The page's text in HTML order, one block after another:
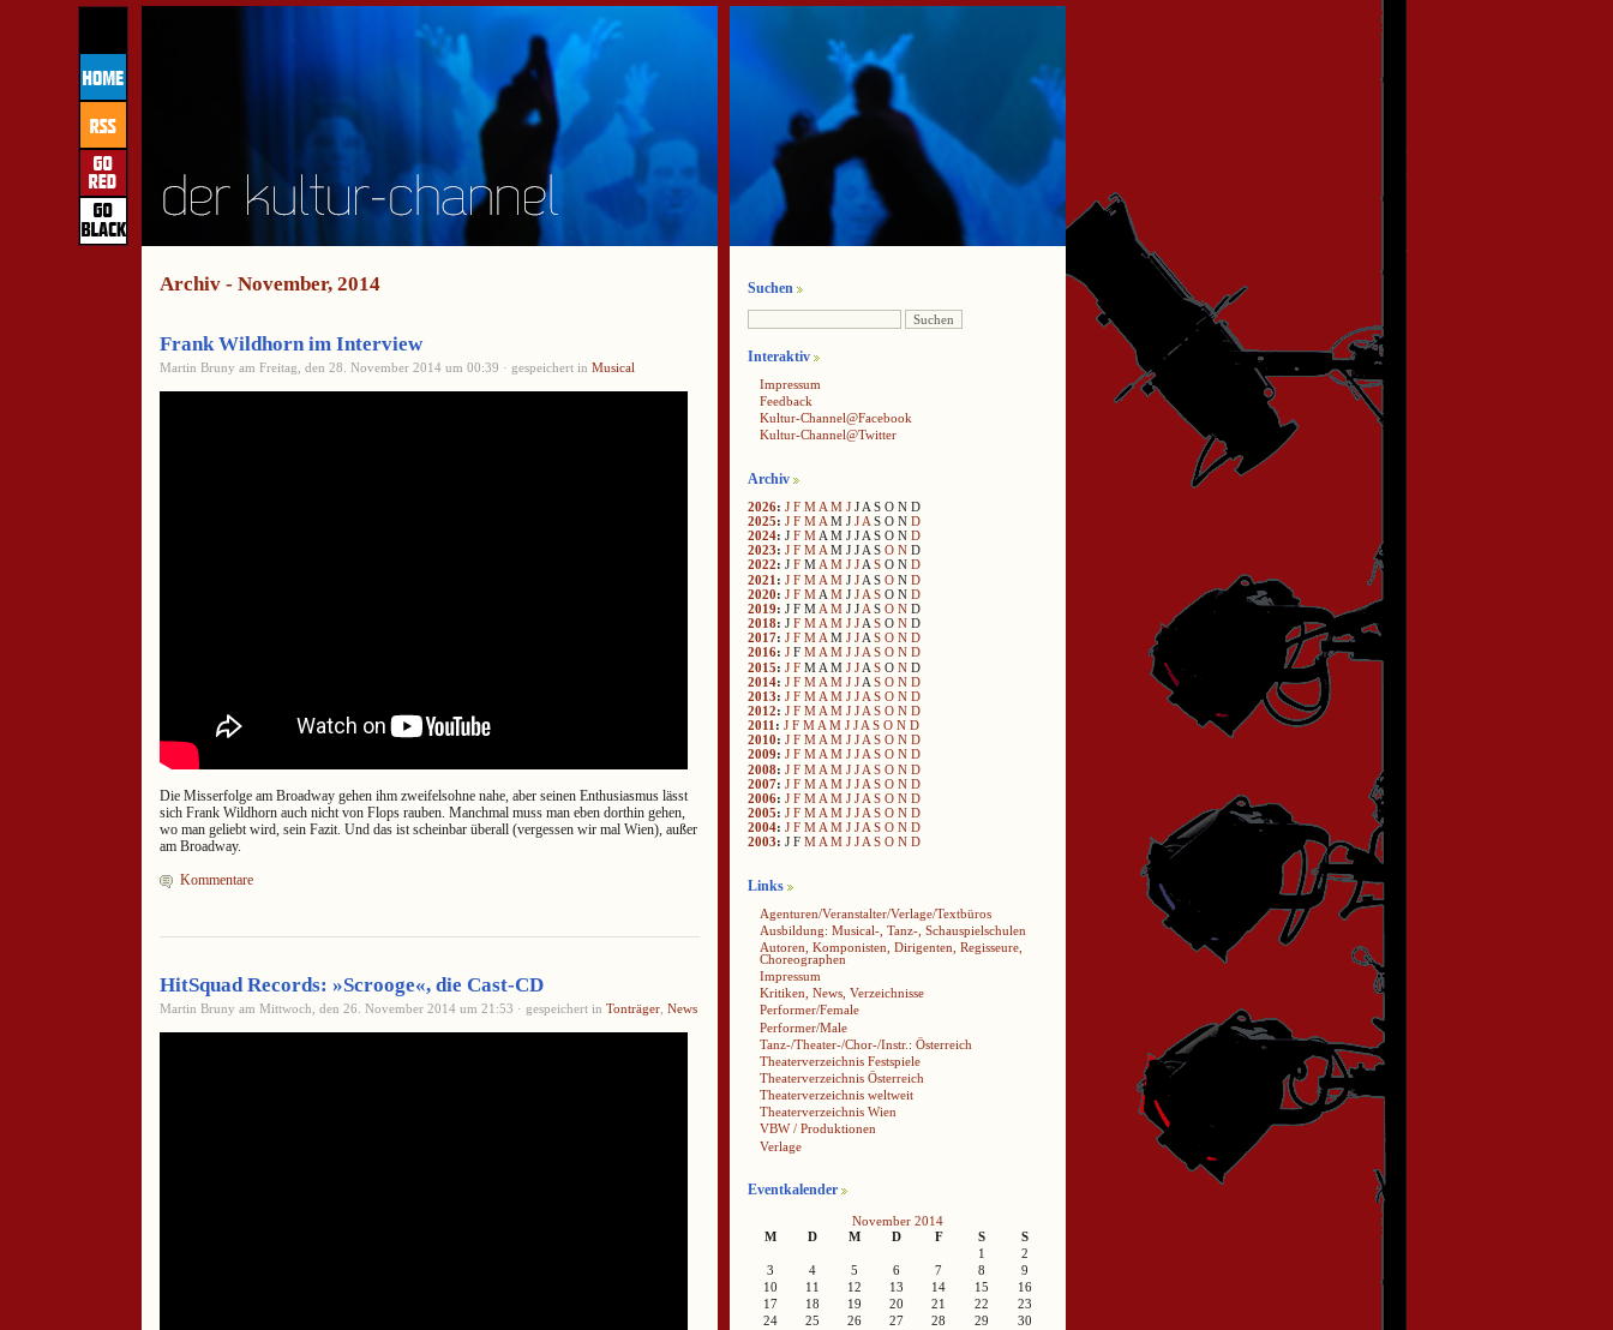
Archiv - November, 2014
Frank Wildhorn im Interview
Martin Bruny am Freitag, den 28. November 2014 um 00:39 · gespeichert in Musical
Die Misserfolge am Broadway gehen ihm zweifelsohne nahe, aber seinen Enthusiasmus lässt
sich Frank Wildhorn auch nicht von Flops rauben. Manchmal muss man eben dorthin gehen,
wo man geliebt wird, sein Fazit. Und das ist scheinbar überall (vergessen wir mal Wien), außer
am Broadway.
Kommentare
HitSquad Records: »Scrooge«, die Cast-CD
Martin Bruny am Mittwoch, den 26. November 2014 um 21:53 · gespeichert in Tonträger News
Suchen
Interaktiv
Impressum
Feedback
Kultur-Channel@Facebook
Kultur-Channel@Twitter
Archiv
2026: J F M A M J J A S O N D
2025: J F M A M J J A S O N D
2024: J F M A M J J A S O N D
2023: J F M A M J J A S O N D
2022: J F MA M J JA S O N D
2021 : J F M A M J J A S O N D
2020: J F M A M J J A S O N D
2019: J F M A M J J A S O N D
2018: J F M A M J J A S O N D
2017: J F M A M J J A S O N D
2016: J F M A M J J A S O N D
2015: J F M A M J J A S O N D
2014: J F M A M J J A S O N D
2013: J F M A M J J A S O N D
2012: J F M A M J J A S O N D
2011 : J F M A M J J A S O N D
2010: J F M A M J J A S O N D
2009: J F MA M J JA S O N D
2008: J F M A M J J A S O N D
2007: J F M A M J J A S O N D
2006: J F M A M J J A S O N D
2005: J F M A M J J A S O N D
2004: J F M A M J J A S O N D
2003: J F M A M J J A S O N D
Links
Agenturen/Veranstalter/Verlage/Textbüros
Ausbildung: Musical-, Tanz-, Schauspielschulen
Autoren, Komponisten, Dirigenten, Regisseure,
Choreographen
Impressum
Kritiken, News, Verzeichnisse
Performer/Female
Performer/Male
Tanz-/Theater-/Chor-/Instr.: Österreich
Theaterverzeichnis Festspiele
Theaterverzeichnis Österreich
Theaterverzeichnis weltweit
Theaterverzeichnis Wien
VBW / Produktionen
Verlage
Eventkalender
November 2014
M
D M D F S
S
1
2
3
4 5 6 7 8
9
10
11 12 13 14 15
16
17
18 19 20 21 22
23
24
25 26 27 28 29
30